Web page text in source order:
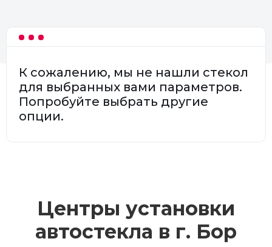
К сожалению, мы не нашли стекол
для выбранных вами параметров.
Попробуйте выбрать другие
опции.
Центры установки
автостекла в г. Бор